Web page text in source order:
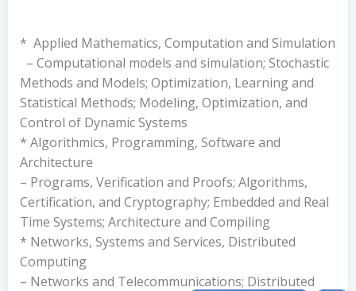
* Applied Mathematics, Computation and Simulation
– Computational models and simulation; Stochastic
Methods and Models; Optimization, Learning and
Statistical Methods; Modeling, Optimization, and
Control of Dynamic Systems
* Algorithmics, Programming, Software and
Architecture
– Programs, Verification and Proofs; Algorithms,
Certification, and Cryptography; Embedded and Real
Time Systems; Architecture and Compiling
* Networks, Systems and Services, Distributed
Computing
– Networks and Telecommunications; Distributed